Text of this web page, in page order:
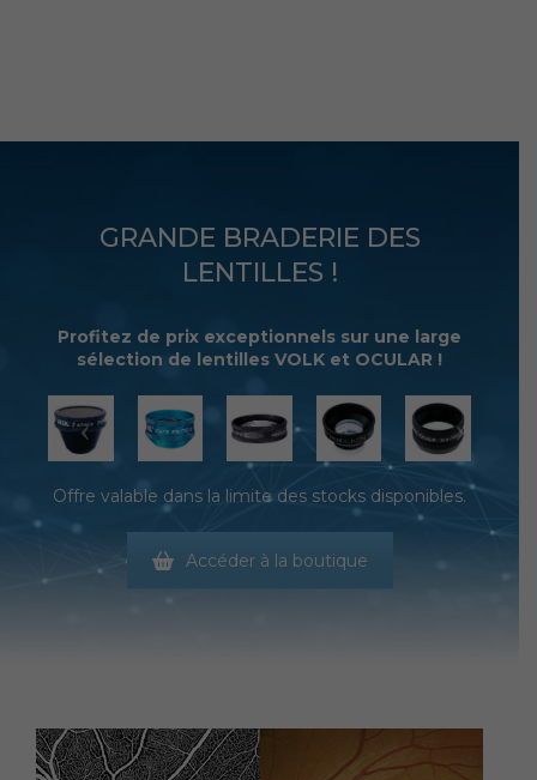
GRANDE BRADERIE DES
LENTILLES !
Profitez de prix exceptionnels sur une large
sélection de lentilles VOLK et OCULAR !
Offre valable dans la limite des stocks disponibles.
Accéder à la boutique